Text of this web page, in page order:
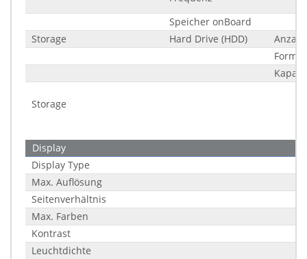
Speicher onBoard
Storage
Hard Drive (HDD)
Anzahl
Storage
Display
Display Type
Max. Auflösung
Seitenverhältnis
Max. Farben
Kontrast
Leuchtdichte